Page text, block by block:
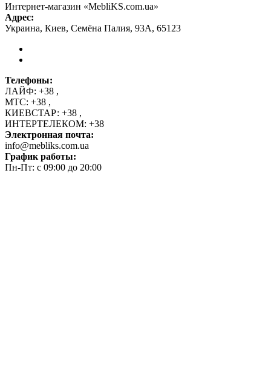
Интернет-магазин «MebliKS.com.ua»
Адрес:
Украина, Киев, Семёна Палия, 93А, 65123
Телефоны:
ЛАЙФ: +38 ,
МТС: +38 ,
КИЕВСТАР: +38 ,
ИНТЕРТЕЛЕКОМ: +38
Электронная почта:
info@mebliks.com.ua
График работы:
Пн-Пт: с 09:00 до 20:00